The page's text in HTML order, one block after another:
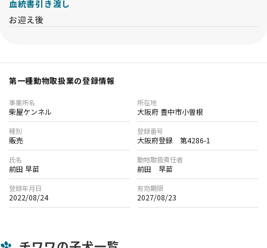
血統書引き渡し
お迎え後
第一種動物取扱業の登録情報
事業所名
柴屋ケンネル
所在地
大阪府 豊中市小曽根
種別
販売
登録番号
大阪府登録 第4286-1
氏名
前田 早苗
動物取扱責任者
前田 早苗
登録年月日
2022/08/24
有効期限
2027/08/23